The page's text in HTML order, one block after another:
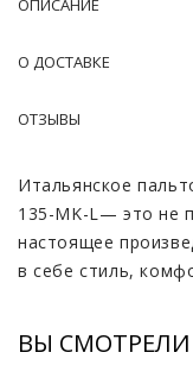
ОПИСАНИЕ
О ДОСТАВКЕ
ОТЗЫВЫ
Итальянское
135-MK-L— это не
настоящее
в себе стиль,
что делает
ВЫ СМОТРЕЛИ